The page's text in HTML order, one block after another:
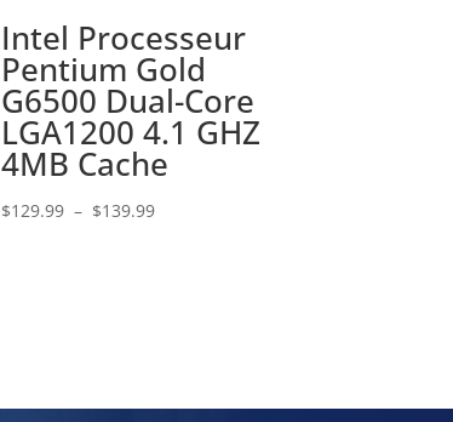
Intel Processeur
Pentium Gold
G6500 Dual-Core
LGA1200 4.1 GHZ
4MB Cache
$129.99 – $139.99Plage